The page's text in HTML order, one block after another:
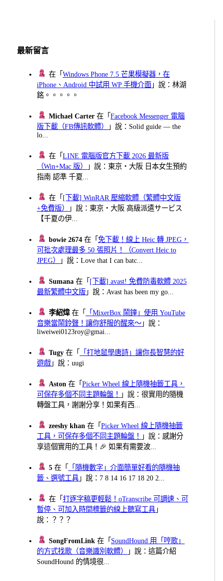
最新留言
在「Windows Phone 7.5 芒果模擬器，在
iPhone、Android 中試用 WP 手機介面 」說：林湖
銘。。。。。
Michael Carter 在「Facebook Messenger 電腦
版下載（FB傳訊軟體）
」說：Solid guide — the
lo...
在「LINE 電腦版官方下載 2026 最新版
（Win+Mac 版）
」說：東京・大阪 日本女生預約
指南 認準 千夏...
在「 [下載] WinRAR 壓縮軟體（繁體中文版
+免費版）
」說：東京・大阪 高級派遣サービス
【千夏の伊...
bowie 2674 在「免下載！線上 Heic 轉 JPEG，
可批次處理最多 50 張照片！（Convert Heic to
JPEG）
」說：Love that I can batc...
Sumana 在「 [下載] avast! 免費防毒軟體 2025
最新繁體中文版 」說：Avast has been my go...
李紹煒在「
「MixerBox 鬧鐘」使用 YouTube
音樂當鬧鈴聲！讓你舒服的醒來～ 」說：
liweiwei0123roy@gmai...
Tugy 在「
「打地鼠學唐詩」讓你長智慧的好
遊戲 」說：uugi
Aston 在「Picker Wheel 線上隨機抽籤工具，
可保存多個不同主題輪盤！
」說：很實用的隨機
轉盤工具，謝謝分享！如果有西...
zeeshy khan 在「Picker Wheel 線上隨機抽籤
工具，可保存多個不同主題輪盤！
」說：感謝分
享這個實用的工具！🎉 如果有需要波...
5 在「
「隨機數字」介面簡單好看的隨機抽
籤、選號工具 」說：7 8 14 16 17 18 20 2...
在「打逐字稿更輕鬆！oTranscribe 可調速、可
暫停、可加入時間標籤的線上聽寫工具 」
說：？？？
SongFromLink 在「 SoundHound 用「哼歌」
的方式找歌（音樂識別軟體）
」說：這篇介紹
SoundHound 的情境很...